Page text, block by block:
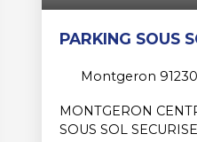
PARKING SOUS
Montgeron 91230
MONTGERON
SOUS SOL SECURISE